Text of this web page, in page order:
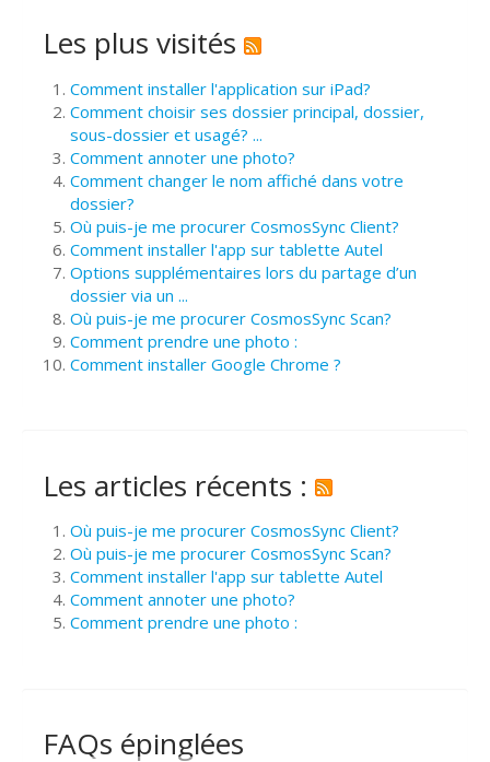
Les plus visités
Comment installer l'application sur iPad?
Comment choisir ses dossier principal, dossier,
sous-dossier et usagé? ...
Comment annoter une photo?
Comment changer le nom affiché dans votre
dossier?
Où puis-je me procurer CosmosSync Client?
Comment installer l'app sur tablette Autel
Options supplémentaires lors du partage d’un
dossier via un ...
Où puis-je me procurer CosmosSync Scan?
Comment prendre une photo :
Comment installer Google Chrome ?
Les articles récents :
Où puis-je me procurer CosmosSync Client?
Où puis-je me procurer CosmosSync Scan?
Comment installer l'app sur tablette Autel
Comment annoter une photo?
Comment prendre une photo :
FAQs épinglées